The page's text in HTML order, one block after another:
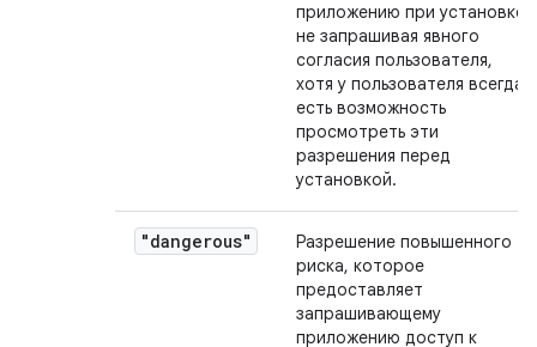
приложению при установке,
не запрашивая явного
согласия пользователя,
хотя у пользователя всегда
есть возможность
просмотреть эти
разрешения перед
установкой.
"dangerous"
Разрешение повышенного
риска, которое
предоставляет
запрашивающему
приложению доступ к